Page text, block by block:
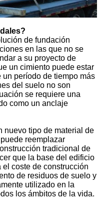
de fundación
en las que no se
a su proyecto de
un cimiento puede estar
período de tiempo más
del suelo no son
se requiere una
como un anclaje
nuevo tipo de material de
reemplazar
tradicional de
que la base del edificio
coste de construcción
de residuos de suelo y
utilizado en la
los ámbitos de la vida.